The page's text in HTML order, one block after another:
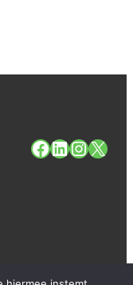
# # # #
All Rights Reserved.